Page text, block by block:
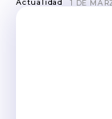
Actualidad 1 DE